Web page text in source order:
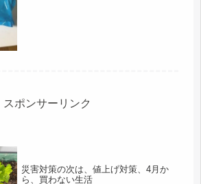
スポンサーリンク
災害対策の次は、値上げ対策、4月か
ら、買わない生活